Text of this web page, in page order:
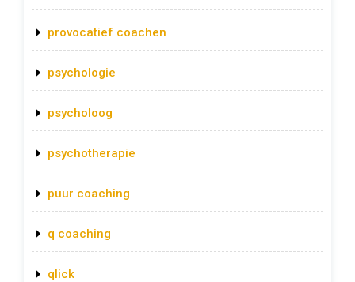
provocatief coachen
psychologie
psycholoog
psychotherapie
puur coaching
q coaching
qlick